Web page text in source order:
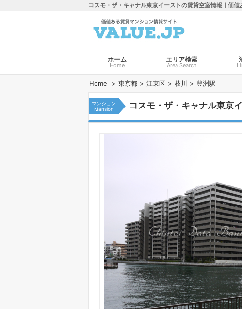
コスモ・ザ・キャナル東京イーストの賃貸空室情報｜価
ホーム
Home
エリア検索
Area Search
Home 東京都 江東区 枝川 豊洲駅
マンション
Mansion
コスモ・ザ・キャナル東京